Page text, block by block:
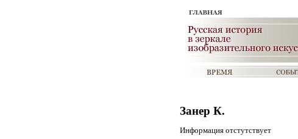
Занер К.
Информация отстутствует